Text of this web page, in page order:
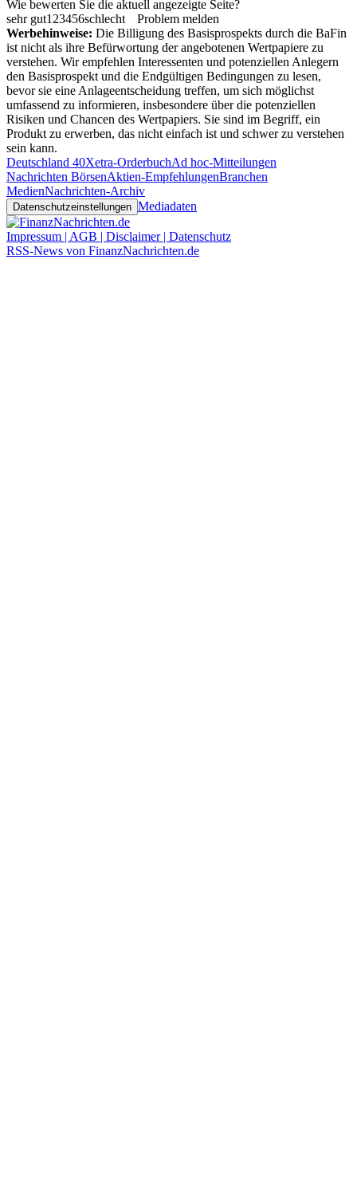
Wie bewerten Sie die aktuell angezeigte Seite?
sehr gut1 23456schlecht
Problem melden
Werbehinweise: Die Billigung des Basisprospekts durch die BaFin
ist nicht als ihre Befürwortung der angebotenen Wertpapiere zu
verstehen. Wir empfehlen Interessenten und potenziellen Anlegern
den Basisprospekt und die Endgültigen Bedingungen zu lesen,
bevor sie eine Anlageentscheidung treffen, um sich möglichst
umfassend zu informieren, insbesondere über die potenziellen
Risiken und Chancen des Wertpapiers. Sie sind im Begriff, ein
Produkt zu erwerben, das nicht einfach ist und schwer zu verstehen
sein kann.
Deutschland 40Xetra-OrderbuchAd hoc-Mitteilungen
Nachrichten BörsenAktien-EmpfehlungenBranchen
MedienNachrichten-Archiv
Datenschutzeinstellungen Mediadaten
Impressum | AGB | Disclaimer | Datenschutz
RSS-News von FinanzNachrichten.de